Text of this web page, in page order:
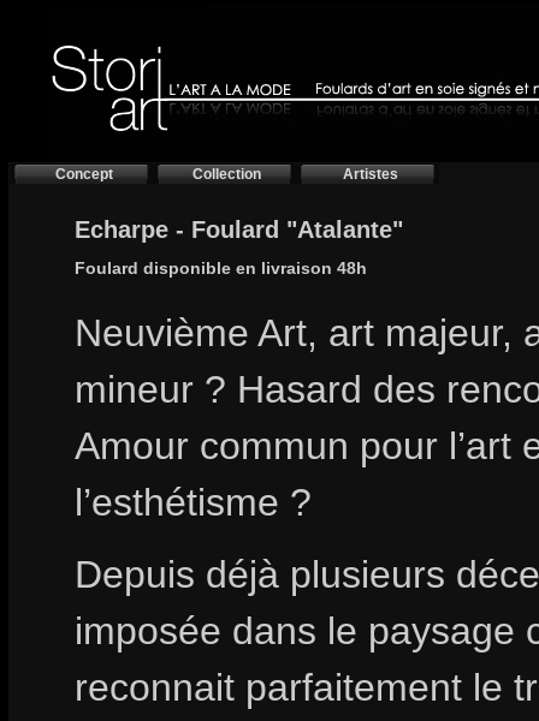
Concept Collection Artistes
Echarpe - Foulard "Atalante"
Foulard disponible en livraison 48h
Neuvième Art, art majeur,
mineur ? Hasard des
Amour commun pour l’art
l’esthétisme ?
Depuis déjà plusieurs
imposée dans le paysage
reconnait parfaitement le